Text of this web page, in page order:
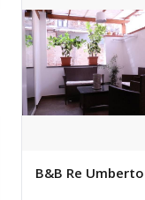
B&B Re Umberto